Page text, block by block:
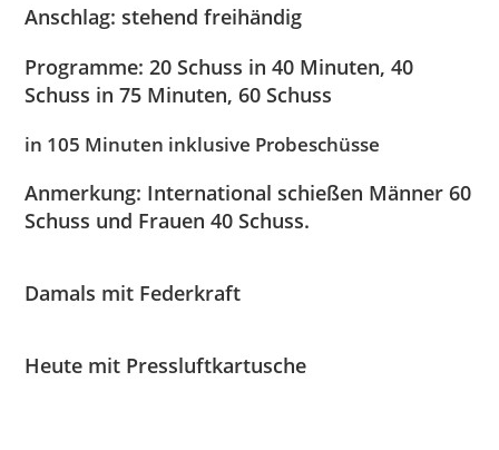
Anschlag:stehend freihändig
Programme:20 Schuss in 40 Minuten, 40
Schuss in 75 Minuten, 60 Schuss
in 105 Minuten inklusive Probeschüsse
Anmerkung: International schießen Männer 60
Schuss und Frauen 40 Schuss.
Damals mit Federkraft
Heute mit Pressluftkartusche